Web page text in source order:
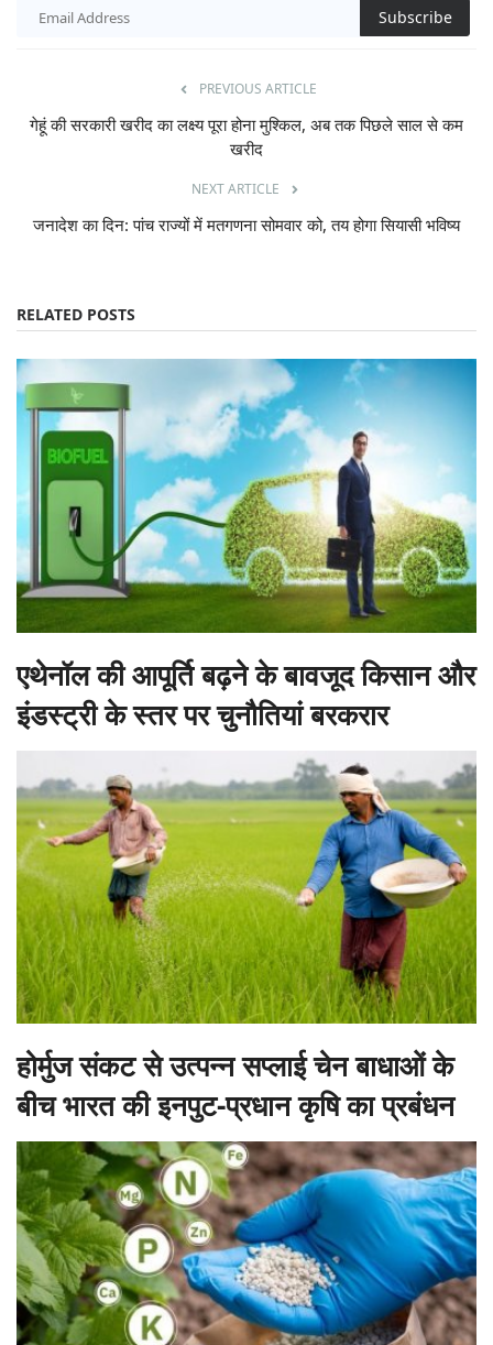
गेहूं की सरकारी खरीद का लक्ष्य पूरा होना मुश्किल, अब तक पिछले साल से कम
जनादेश का दिन: पांच राज्यों में मतगणना सोमवार को, तय होगा सियासी भविष्य
RELATED POSTS
एथेनॉल की आपूर्ति बढ़ने के बावजूद किसान और
इंडस्ट्री के स्तर पर चुनौतियां बरकरार
होर्मुज संकट से उत्पन्न सप्लाई चेन बाधाओं के
बीच भारत की इनपुट-प्रधान कृषि का प्रबंधन